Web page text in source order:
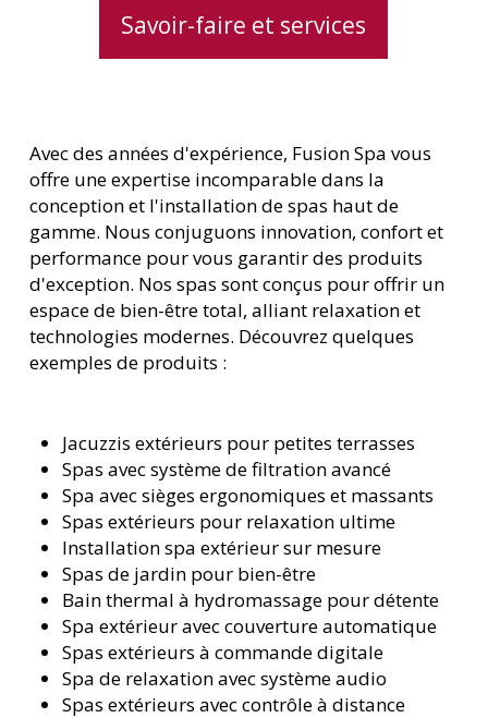
Savoir-faire et services
Avec des années d'expérience, Fusion Spa vous
offre une expertise incomparable dans la
conception et l'installation de spas haut de
gamme. Nous conjuguons innovation, confort et
performance pour vous garantir des produits
d'exception. Nos spas sont conçus pour offrir un
espace de bien-être total, alliant relaxation et
technologies modernes. Découvrez quelques
exemples de produits :
Jacuzzis extérieurs pour petites terrasses
Spas avec système de filtration avancé
Spa avec sièges ergonomiques et massants
Spas extérieurs pour relaxation ultime
Installation spa extérieur sur mesure
Spas de jardin pour bien-être
Bain thermal à hydromassage pour détente
Spa extérieur avec couverture automatique
Spas extérieurs à commande digitale
Spa de relaxation avec système audio
Spas extérieurs avec contrôle à distance